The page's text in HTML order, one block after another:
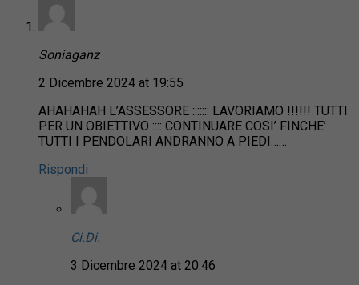
Soniaganz
2 Dicembre 2024 at 19:55
AHAHAHAH L’ASSESSORE ::::::: LAVORIAMO !!!!!! TUTTI
PER UN OBIETTIVO :::: CONTINUARE COSI’ FINCHE’
TUTTI I PENDOLARI ANDRANNO A PIEDI……
Rispondi
Ci.Di.
3 Dicembre 2024 at 20:46